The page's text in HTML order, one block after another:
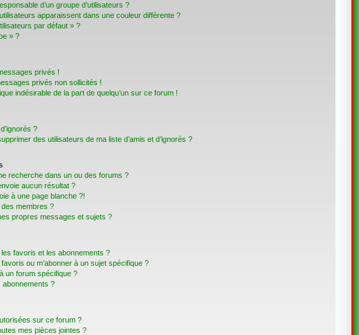
d’un groupe d’utilisateurs ?
apparaissent dans une couleur différente ?
par défaut » ?
» ?
privés !
privés non sollicités !
indésirable de la part de quelqu’un sur ce forum !
?
des utilisateurs de ma liste d’amis et d’ignorés ?
recherche dans un ou des forums ?
aucun résultat ?
à une page blanche ?!
membres ?
propres messages et sujets ?
favoris et les abonnements ?
ou m’abonner à un sujet spécifique ?
un forum spécifique ?
abonnements ?
sur ce forum ?
mes pièces jointes ?